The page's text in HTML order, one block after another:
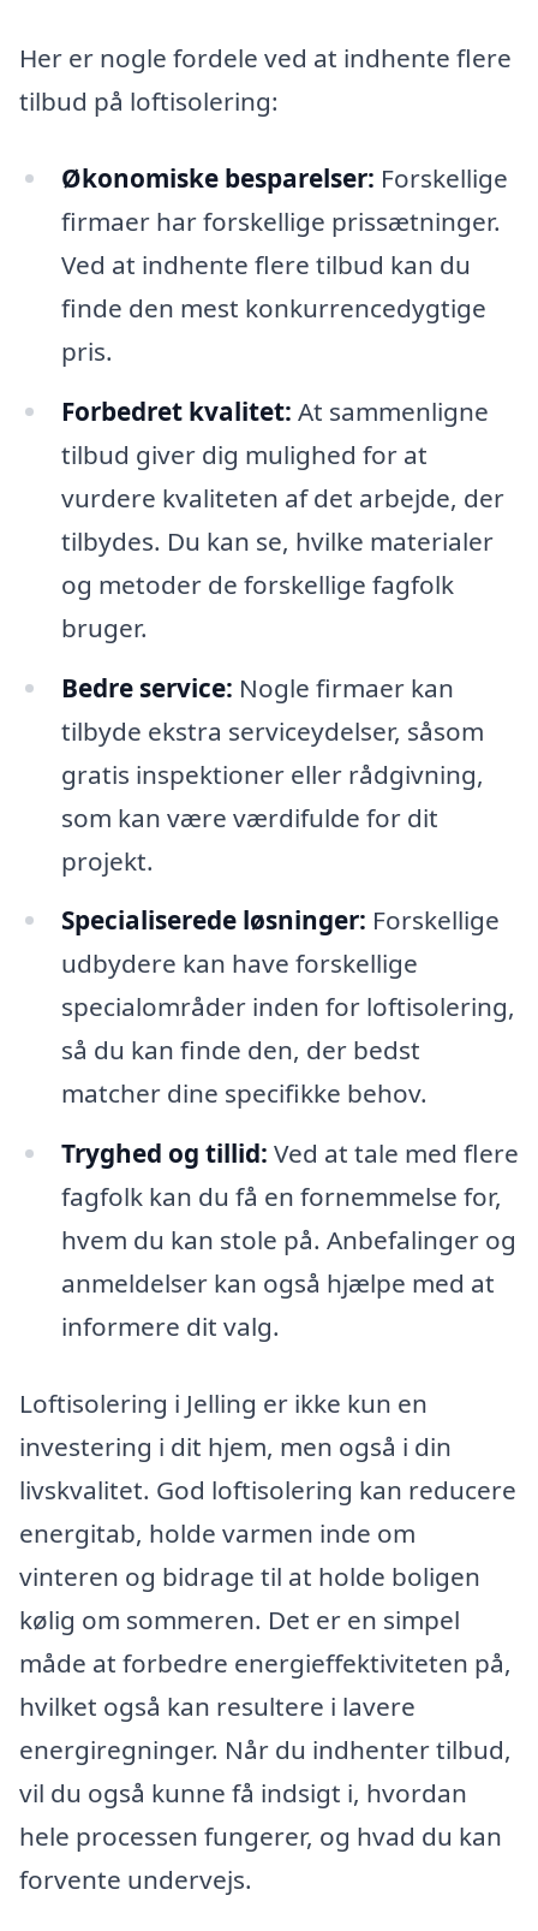
Her er nogle fordele ved at indhente flere
tilbud på loftisolering:
Økonomiske besparelser: Forskellige
firmaer har forskellige prissætninger.
Ved at indhente flere tilbud kan du
finde den mest konkurrencedygtige
pris.
Forbedret kvalitet: At sammenligne
tilbud giver dig mulighed for at
vurdere kvaliteten af det arbejde, der
tilbydes. Du kan se, hvilke materialer
og metoder de forskellige fagfolk
bruger.
Bedre service: Nogle firmaer kan
tilbyde ekstra serviceydelser, såsom
gratis inspektioner eller rådgivning,
som kan være værdifulde for dit
projekt.
Specialiserede løsninger: Forskellige
udbydere kan have forskellige
specialområder inden for loftisolering,
så du kan finde den, der bedst
matcher dine specifikke behov.
Tryghed og tillid: Ved at tale med flere
fagfolk kan du få en fornemmelse for,
hvem du kan stole på. Anbefalinger og
anmeldelser kan også hjælpe med at
informere dit valg.
Loftisolering i Jelling er ikke kun en
investering i dit hjem, men også i din
livskvalitet. God loftisolering kan reducere
energitab, holde varmen inde om
vinteren og bidrage til at holde boligen
kølig om sommeren. Det er en simpel
måde at forbedre energieffektiviteten på,
hvilket også kan resultere i lavere
energiregninger. Når du indhenter tilbud,
vil du også kunne få indsigt i, hvordan
hele processen fungerer, og hvad du kan
forvente undervejs.